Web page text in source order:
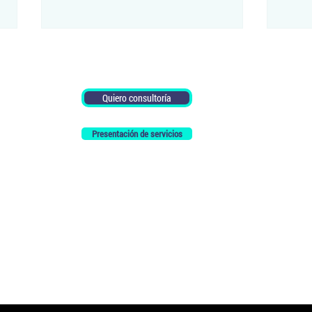
Quiero consultoría
Presentación de servicios